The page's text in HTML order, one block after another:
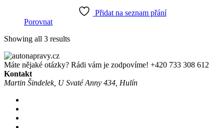
Přidat na seznam přání
Porovnat
Showing all 3 results
Máte nějaké otázky? Rádi vám je zodpovíme! +420 733 308 612
Kontakt
Martin Šindelek, U Svaté Anny 434, Hulín